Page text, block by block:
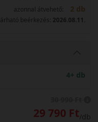
azonnal átvehető: 2 db
beérkezés: 2026.08.11.
4+ db
29 790 Ft/db